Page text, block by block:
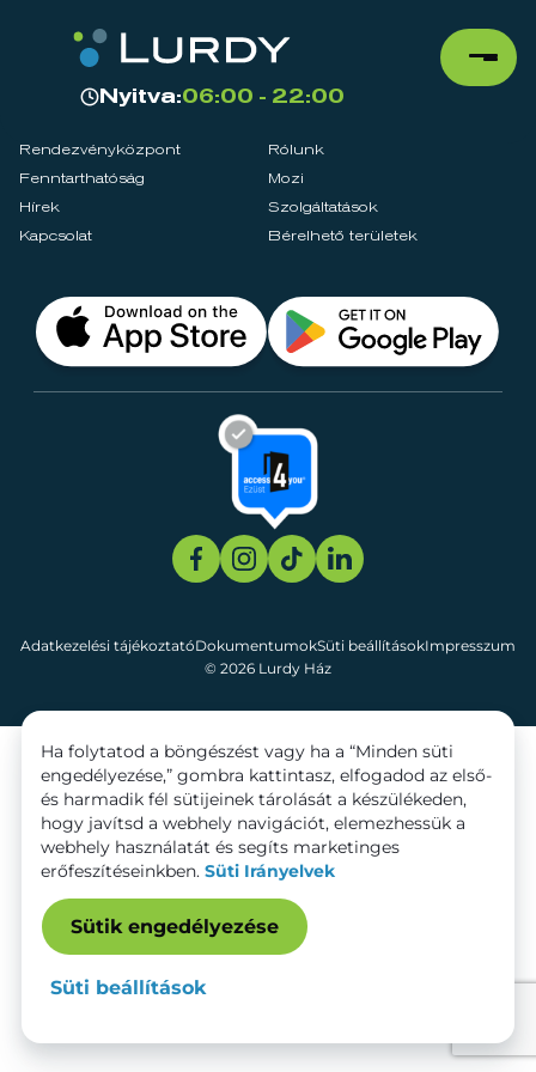
Nyitva:06:00 - 22:00
Rendezvényközpont
Rólunk
Fenntarthatóság
Mozi
Hírek
Szolgáltatások
Kapcsolat
Bérelhető területek
© 2026 Lurdy Ház
Adatkezelési tájékoztatóDokumentumokSüti beállításokImpresszum
Ha folytatod a böngészést vagy ha a “Minden süti
engedélyezése,” gombra kattintasz, elfogadod az első-
és harmadik fél sütijeinek tárolását a készülékeden,
hogy javítsd a webhely navigációt, elemezhessük a
webhely használatát és segíts marketinges
erőfeszítéseinkben. Süti Irányelvek
Sütik engedélyezése
Süti beállítások